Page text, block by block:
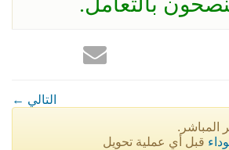
← التالي
المباشر.
قبل أي عملية تحويل